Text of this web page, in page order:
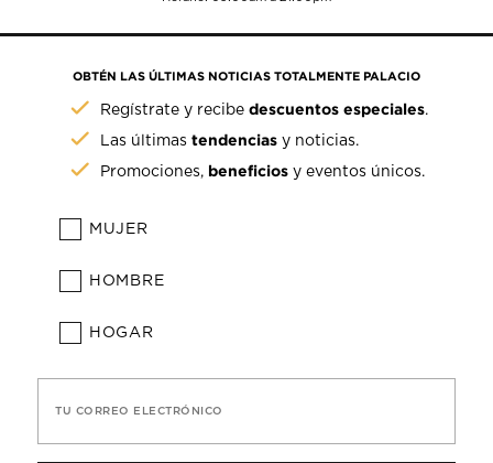
OBTÉN LAS ÚLTIMAS NOTICIAS TOTALMENTE PALACIO
Regístrate y recibedescuentos especiales.
Las últimastendencias y noticias.
Promociones, beneficios y eventos únicos.
MUJER
HOMBRE
HOGAR
TU CORREO ELECTRÓNICO